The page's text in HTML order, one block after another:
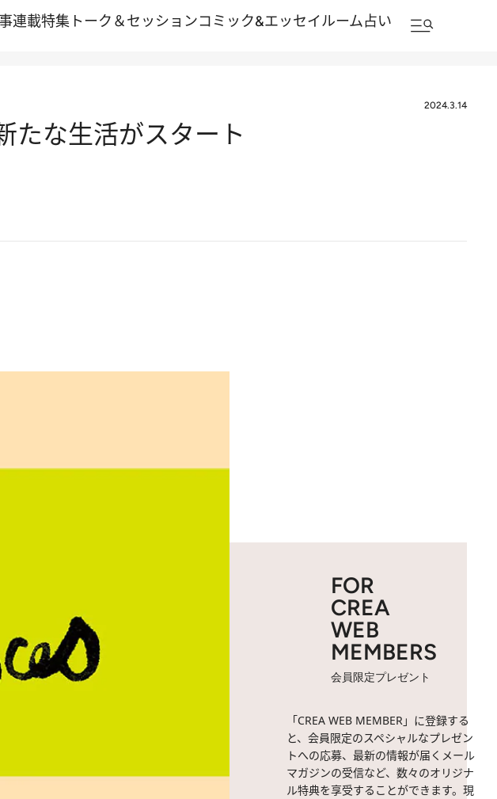
連載特集 トーク＆セッションコミック&エッセイルーム占い
2024.3.14
たな生活がスタート
FOR
CREA
WEB
MEMBERS
会員限定プレゼント
「CREA WEB MEMBER」に登録する
と、会員限定のスペシャルなプレゼン
トへの応募、最新の情報が届くメール
マガジンの受信など、数々のオリジナ
ル特典を享受することができます。現